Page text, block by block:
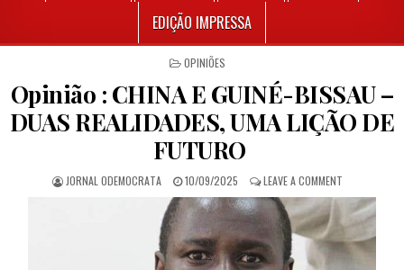
EDIÇÃO IMPRESSA
POSTED IN
OPINIÕES
Opinião : CHINA E GUINÉ-BISSAU –
DUAS REALIDADES, UMA LIÇÃO DE
FUTURO
AUTHOR:
JORNAL ODEMOCRATA PUBLISHED DATE:
10/09/2025 LEAVE A COMMENT